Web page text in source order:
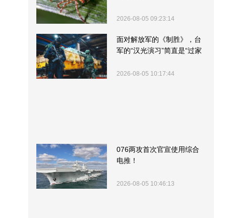
2026-08-05 09:23:14
面对解放军的《制胜》，台
军的“汉光演习”简直是“过家
2026-08-05 10:17:44
076两攻首次官宣使用综合
电推！
2026-08-05 10:46:13